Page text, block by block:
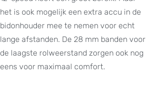
het is ook mogelijk een extra accu in de
bidonhouder mee te nemen voor echt
lange afstanden. De 28 mm banden voor
de laagste rolweerstand zorgen ook nog
eens voor maximaal comfort.